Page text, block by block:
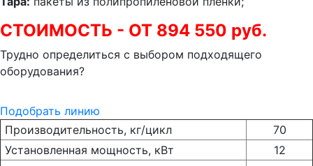
СТОИМОСТЬ - ОТ 894 550 руб.
Трудно определиться с выбором подходящего
оборудования?
Подобрать линию
Производительность, кг/цикл
70
Установленная мощность, кВт
12